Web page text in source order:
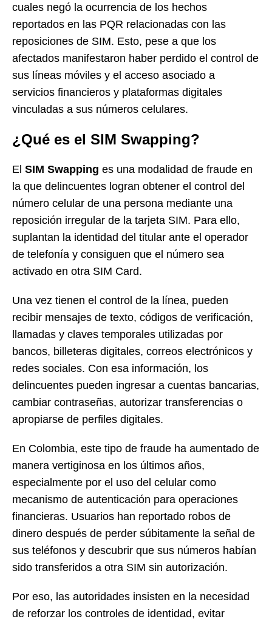
cuales negó la ocurrencia de los hechos
reportados en las PQR relacionadas con las
reposiciones de SIM. Esto, pese a que los
afectados manifestaron haber perdido el control de
sus líneas móviles y el acceso asociado a
servicios financieros y plataformas digitales
vinculadas a sus números celulares.
¿Qué es el SIM Swapping?
El SIM Swapping es una modalidad de fraude en
la que delincuentes logran obtener el control del
número celular de una persona mediante una
reposición irregular de la tarjeta SIM. Para ello,
suplantan la identidad del titular ante el operador
de telefonía y consiguen que el número sea
activado en otra SIM Card.
Una vez tienen el control de la línea, pueden
recibir mensajes de texto, códigos de verificación,
llamadas y claves temporales utilizadas por
bancos, billeteras digitales, correos electrónicos y
redes sociales. Con esa información, los
delincuentes pueden ingresar a cuentas bancarias,
cambiar contraseñas, autorizar transferencias o
apropiarse de perfiles digitales.
En Colombia, este tipo de fraude ha aumentado de
manera vertiginosa en los últimos años,
especialmente por el uso del celular como
mecanismo de autenticación para operaciones
financieras. Usuarios han reportado robos de
dinero después de perder súbitamente la señal de
sus teléfonos y descubrir que sus números habían
sido transferidos a otra SIM sin autorización.
Por eso, las autoridades insisten en la necesidad
de reforzar los controles de identidad, evitar